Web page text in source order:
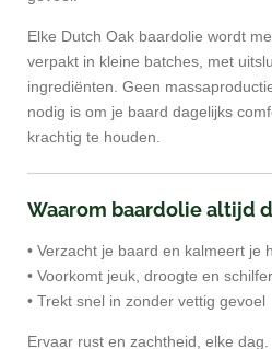
Elke Dutch Oak baardolie wordt
verpakt in kleine batches, met
ingrediënten. Geen
nodig is om je baard dagelijks
krachtig te houden.
Waarom baardolie altijd
• Verzacht je baard en kalmeert je
• Voorkomt jeuk, droogte en
• Trekt snel in zonder vettig gevoel
Ervaar rust en zachtheid, elke dag.